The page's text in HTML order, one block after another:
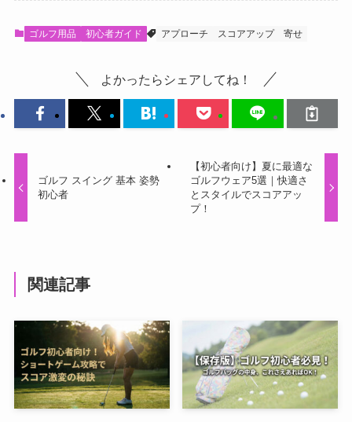
ゴルフ用品 初心者ガイド アプローチ スコアアップ 寄せ
よかったらシェアしてね！
ゴルフ スイング 基本 姿勢
初心者
【初心者向け】夏に最適な
ゴルフウェア5選｜快適さ
とスタイルでスコアアッ
プ！
関連記事